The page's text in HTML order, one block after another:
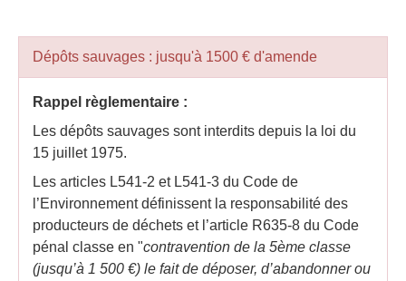
Dépôts sauvages : jusqu'à 1500 € d'amende
Rappel règlementaire :
Les dépôts sauvages sont interdits depuis la loi du
15 juillet 1975.
Les articles L541-2 et L541-3 du Code de
l’Environnement définissent la responsabilité des
producteurs de déchets et l’article R635-8 du Code
pénal classe en "contravention de la 5ème classe
(jusqu’à 1 500 €) le fait de déposer, d’abandonner ou